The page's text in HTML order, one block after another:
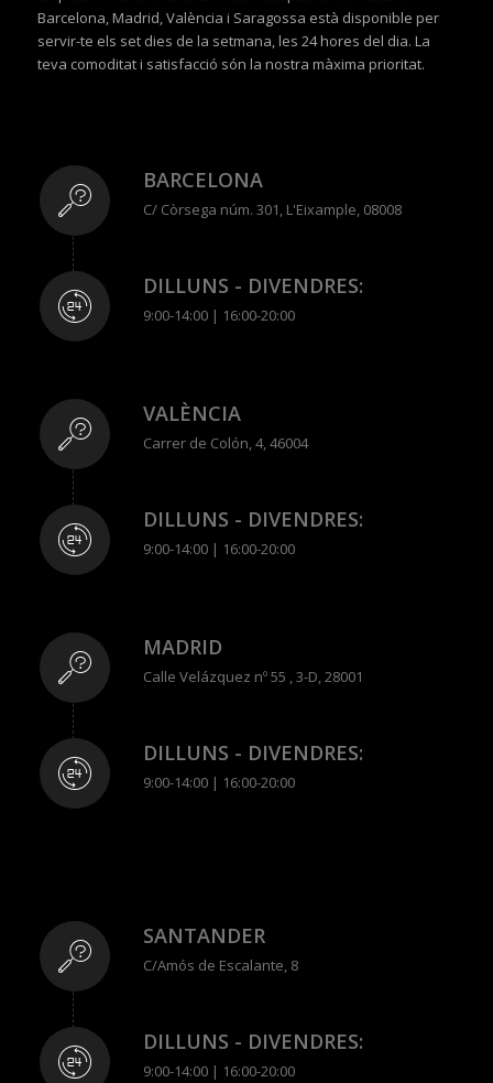
Barcelona, Madrid, València i Saragossa està disponible per
servir-te els set dies de la setmana, les 24 hores del dia. La
teva comoditat i satisfacció són la nostra màxima prioritat.
BARCELONA
C/ Còrsega núm. 301, L'Eixample, 08008
DILLUNS - DIVENDRES:
9:00-14:00 | 16:00-20:00
VALÈNCIA
Carrer de Colón, 4, 46004
DILLUNS - DIVENDRES:
9:00-14:00 | 16:00-20:00
MADRID
Calle Velázquez nº 55 , 3-D, 28001
DILLUNS - DIVENDRES:
9:00-14:00 | 16:00-20:00
SANTANDER
C/Amós de Escalante, 8
DILLUNS - DIVENDRES:
9:00-14:00 | 16:00-20:00